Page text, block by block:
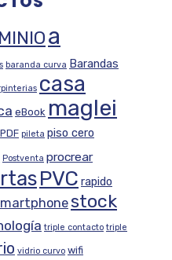
a
baranda curva Barandas
casa
eBook maglei
PDF pileta piso cero
Postventa procrear
PVC rapido
stock
triple contacto triple
vidrio curvo wifi